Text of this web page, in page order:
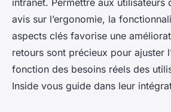
intranet. Permettre aux utilisateurs
avis sur l’ergonomie, la
aspects clés favorise une
retours sont précieux pour ajuster
fonction des besoins réels des
Inside vous guide dans leur